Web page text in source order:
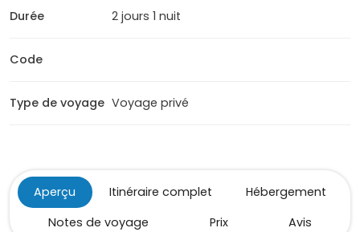
Durée 2 jours 1 nuit
Code
Type de voyage Voyage privé
Aperçu Itinéraire complet
Hébergement
Notes de voyage
Prix Avis